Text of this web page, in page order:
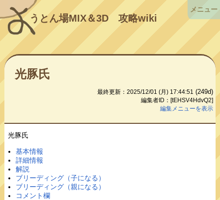
うとん場MIX＆3D攻略wiki
光豚氏
最終更新：2025/12/01 (月) 17:44:51 (249d)
編集者ID：[tEHSV4HdvQ2]
編集メニューを表示
光豚氏
基本情報
詳細情報
解説
ブリーディング（子になる）
ブリーディング（親になる）
コメント欄
メニュー